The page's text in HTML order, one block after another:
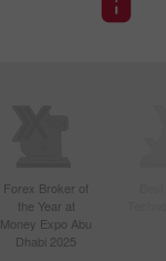
Forex Broker of
the Year at
Money Expo Abu
Dhabi 2025